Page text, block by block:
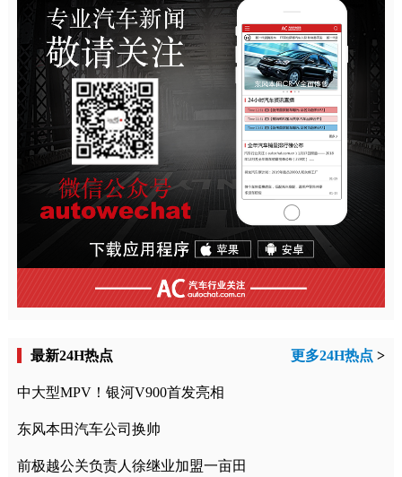
最新24H热点 更多24H热点 >
中大型MPV！银河V900首发亮相
东风本田汽车公司换帅
前极越公关负责人徐继业加盟一亩田